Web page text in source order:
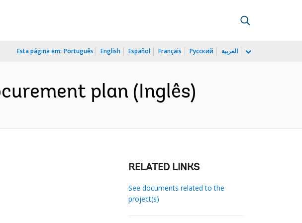
Esta página em: Português English Español Français Русский العربية
plan (Inglês)
RELATED LINKS
See documents related to the
project(s)